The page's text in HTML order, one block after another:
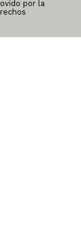
por la